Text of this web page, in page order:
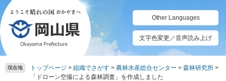
ペ
ー
ジ
の
先
頭
メ
ニ
ュ
ー
を
飛
Other Languages
文字色変更／音声読み上げ
現在地 トップページ > 組織でさがす > 農林水産総合センター > 森林研究所 >
「ドローン空撮による森林調査」を作成しました